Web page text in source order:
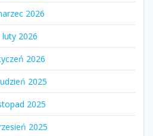
2026
luty 2026
2026
2025
2025
2025